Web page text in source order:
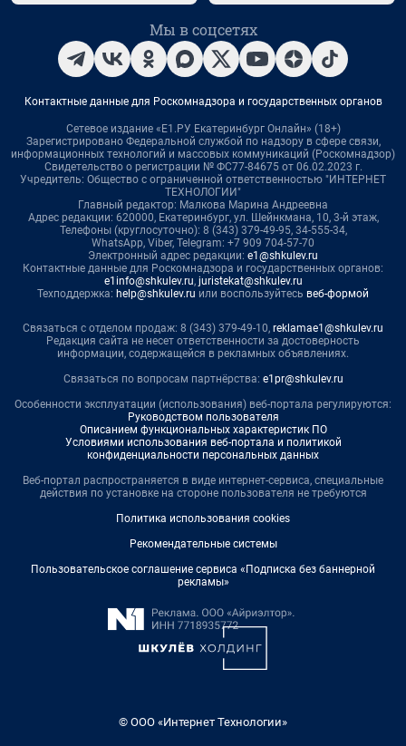
Мы в соцсетях
Контактные данные для Роскомнадзора и государственных органов
Сетевое издание «Е1.РУ Екатеринбург Онлайн» (18+)
Зарегистрировано Федеральной службой по надзору в сфере связи,
информационных технологий и массовых коммуникаций (Роскомнадзор)
Свидетельство о регистрации № ФС77-84675 от 06.02.2023 г.
Учредитель: Общество с ограниченной ответственностью "ИНТЕРНЕТ
ТЕХНОЛОГИИ"
Главный редактор: Малкова Марина Андреевна
Адрес редакции: 620000, Екатеринбург, ул. Шейнкмана, 10, 3-й этаж,
Телефоны (круглосуточно): 8 (343) 379-49-95, 34-555-34,
WhatsApp, Viber, Telegram: +7 909 704-57-70
Электронный адрес редакции: e1@shkulev.ru
Контактные данные для Роскомнадзора и государственных органов:
e1info@shkulev.ru, juristekat@shkulev.ru
Техподдержка: help@shkulev.ru или воспользуйтесь веб-формой
Связаться с отделом продаж: 8 (343) 379-49-10, reklamae1@shkulev.ru
Редакция сайта не несет ответственности за достоверность
информации, содержащейся в рекламных объявлениях.
Связаться по вопросам партнёрства: e1pr@shkulev.ru
Особенности эксплуатации (использования) веб-портала регулируются:
Руководством пользователя
Описанием функциональных характеристик ПО
Условиями использования веб-портала и политикой
конфиденциальности персональных данных
Веб-портал распространяется в виде интернет-сервиса, специальные
действия по установке на стороне пользователя не требуются
Политика использования cookies
Рекомендательные системы
Пользовательское соглашение сервиса «Подписка без баннерной
рекламы»
© ООО «Интернет Технологии»